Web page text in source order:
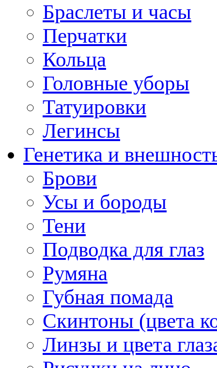
Браслеты и часы
Перчатки
Кольца
Головные уборы
Татуировки
Легинсы
Генетика и
Брови
Усы и бороды
Тени
Подводка для глаз
Румяна
Губная помада
Скинтоны (цвета
Линзы и цвета